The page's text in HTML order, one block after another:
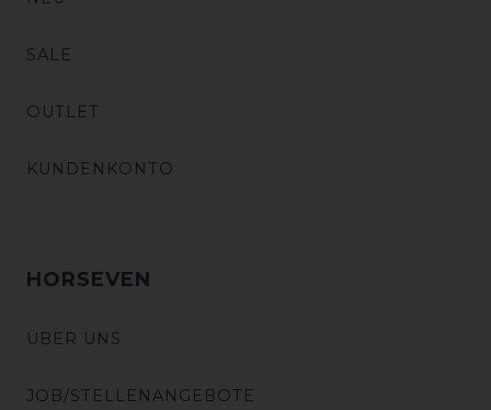
SALE
OUTLET
KUNDENKONTO
HORSEVEN
ÜBER UNS
JOB/STELLENANGEBOTE